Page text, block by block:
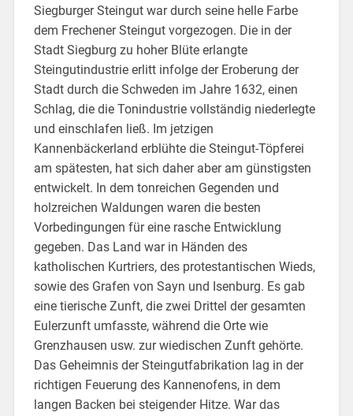
Siegburger Steingut war durch seine helle Farbe
dem Frechener Steingut vorgezogen. Die in der
Stadt Siegburg zu hoher Blüte erlangte
Steingutindustrie erlitt infolge der Eroberung der
Stadt durch die Schweden im Jahre 1632, einen
Schlag, die die Tonindustrie vollständig niederlegte
und einschlafen ließ. Im jetzigen
Kannenbäckerland erblühte die Steingut-Töpferei
am spätesten, hat sich daher aber am günstigsten
entwickelt. In dem tonreichen Gegenden und
holzreichen Waldungen waren die besten
Vorbedingungen für eine rasche Entwicklung
gegeben. Das Land war in Händen des
katholischen Kurtriers, des protestantischen Wieds,
sowie des Grafen von Sayn und Isenburg. Es gab
eine tierische Zunft, die zwei Drittel der gesamten
Eulerzunft umfasste, während die Orte wie
Grenzhausen usw. zur wiedischen Zunft gehörte.
Das Geheimnis der Steingutfabrikation lag in der
richtigen Feuerung des Kannenofens, in dem
langen Backen bei steigender Hitze. War das